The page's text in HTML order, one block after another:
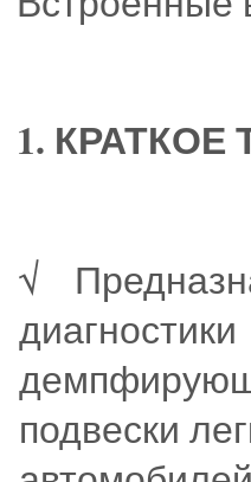
1. КРАТКОЕ
√
диагностики
подвески